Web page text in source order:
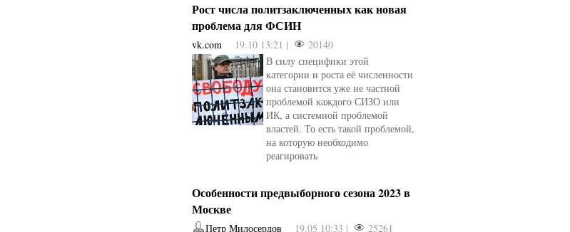
Рост числа политзаключенных как новая
проблема для ФСИН
vk.com 19.10 13:21 |
20140
В силу специфики этой
категории и роста её численности
она становится уже не частной
проблемой каждого СИЗО или
ИК, а системной проблемой
властей. То есть такой проблемой,
на которую необходимо
реагировать
Особенности предвыборного сезона 2023 в
Москве
Петр Милосердов 19.05 10:33 |
25261